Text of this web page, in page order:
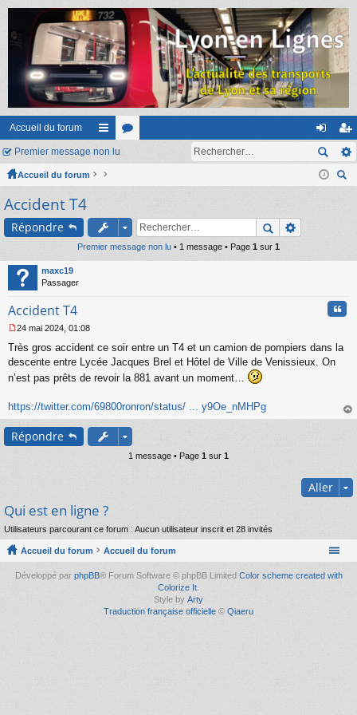
Accueil du forum
ac
co
ci
s
on
ne
ns
cri
Premier message non lu
Accueil du forum
Accident T4
Répondre
Premier message non lu • 1 message • Page 1 sur 1
maxc19
Passager
Accident T4
e
s
a
e
n
o
n
24 mai 2024, 01:08
Très gros accident ce soir entre un T4 et un camion de pompiers dans la
descente entre Lycée Jacques Brel et Hôtel de Ville de Venissieux. On
n’est pas prêts de revoir la 881 avant un moment…
https://twitter.com/69800ronron/status/ ... y9Oe_nMHPg
au
Répondre
1 message • Page 1 sur 1
Aller
Qui est en ligne ?
Utilisateurs parcourant ce forum : Aucun utilisateur inscrit et 28 invités
Accueil du forum Accueil du forum
Développé par phpBB® Forum Software © phpBB Limited Color scheme created with
Colorize It
Style by Arty
Traduction française officielle © Qiaeru